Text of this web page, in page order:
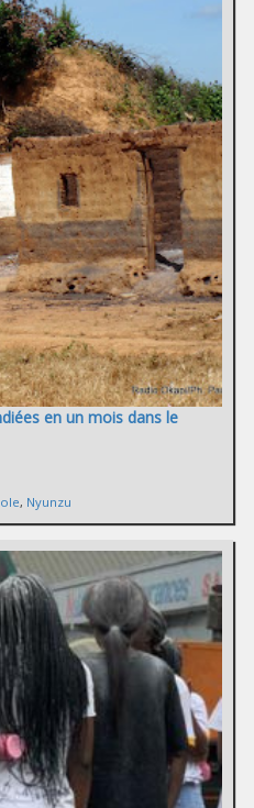
en un mois dans le
, Nyunzu